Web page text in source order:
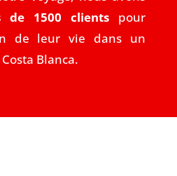
de 1500 clients pour
de leur vie dans un
Blanca.